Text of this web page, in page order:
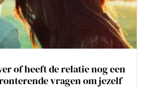
of heeft de relatie nog een
vragen om jezelf